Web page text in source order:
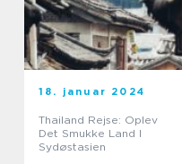
18. januar 2024
Thailand Rejse: Oplev
Det Smukke Land I
Sydøstasien